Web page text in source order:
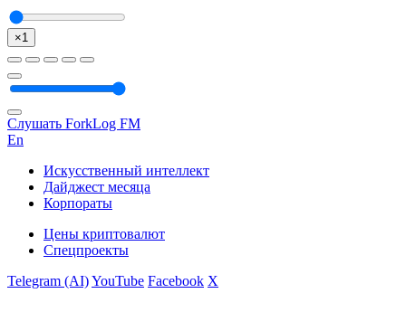
×1
Слушать ForkLog FM
En
Искусственный интеллект
Дайджест месяца
Корпораты
Цены криптовалют
Спецпроекты
Telegram (AI)YouTube Facebook X